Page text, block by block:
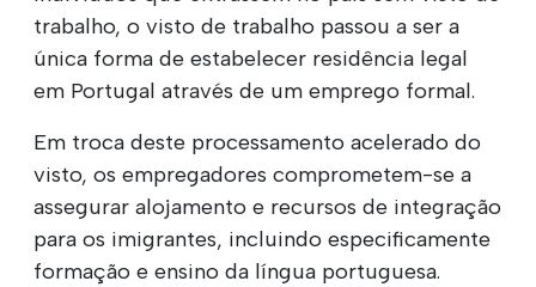
trabalho, o visto de trabalho passou a ser a
única forma de estabelecer residência legal
em Portugal através de um emprego formal.
Em troca deste processamento acelerado do
visto, os empregadores comprometem-se a
assegurar alojamento e recursos de integração
para os imigrantes, incluindo especificamente
formação e ensino da língua portuguesa.